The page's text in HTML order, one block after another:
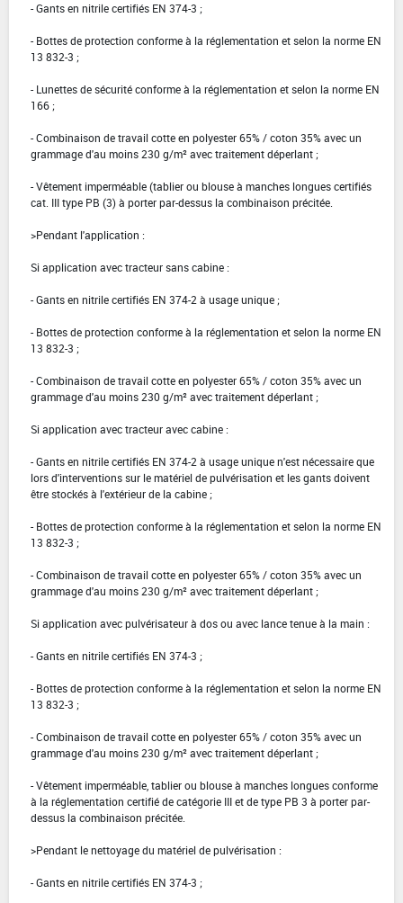
- Gants en nitrile certifiés EN 374-3 ;
- Bottes de protection conforme à la réglementation et selon la norme EN
13 832-3 ;
- Lunettes de sécurité conforme à la réglementation et selon la norme EN
166 ;
- Combinaison de travail cotte en polyester 65% / coton 35% avec un
grammage d'au moins 230 g/m² avec traitement déperlant ;
- Vêtement imperméable (tablier ou blouse à manches longues certifiés
cat. III type PB (3) à porter par-dessus la combinaison précitée.
>Pendant l'application :
Si application avec tracteur sans cabine :
- Gants en nitrile certifiés EN 374-2 à usage unique ;
- Bottes de protection conforme à la réglementation et selon la norme EN
13 832-3 ;
- Combinaison de travail cotte en polyester 65% / coton 35% avec un
grammage d'au moins 230 g/m² avec traitement déperlant ;
Si application avec tracteur avec cabine :
- Gants en nitrile certifiés EN 374-2 à usage unique n'est nécessaire que
lors d'interventions sur le matériel de pulvérisation et les gants doivent
être stockés à l'extérieur de la cabine ;
- Bottes de protection conforme à la réglementation et selon la norme EN
13 832-3 ;
- Combinaison de travail cotte en polyester 65% / coton 35% avec un
grammage d'au moins 230 g/m² avec traitement déperlant ;
Si application avec pulvérisateur à dos ou avec lance tenue à la main :
- Gants en nitrile certifiés EN 374-3 ;
- Bottes de protection conforme à la réglementation et selon la norme EN
13 832-3 ;
- Combinaison de travail cotte en polyester 65% / coton 35% avec un
grammage d'au moins 230 g/m² avec traitement déperlant ;
- Vêtement imperméable, tablier ou blouse à manches longues conforme
à la réglementation certifié de catégorie III et de type PB 3 à porter par-
dessus la combinaison précitée.
>Pendant le nettoyage du matériel de pulvérisation :
- Gants en nitrile certifiés EN 374-3 ;